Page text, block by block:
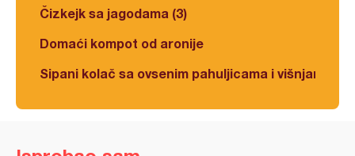
Čizkejk sa jagodama (3)
Domaći kompot od aronije
Sipani kolač sa ovsenim pahuljicama i višnjama